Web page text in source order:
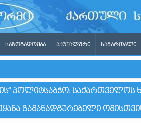
ᲡᲐᲖᲝᲒᲐᲓᲝᲔᲑᲐ ᲐᲥᲢᲣᲐᲚᲣᲠᲘ ᲡᲐᲛᲐᲠᲗᲐᲚᲘ
ᲞᲝᲚᲘᲢᲡᲐᲑᲭᲝ: ᲡᲐᲥᲐᲠᲗᲕᲔᲚᲝᲡ
ᲒᲐᲛᲐᲜᲐᲓᲒᲣᲠᲔᲑᲔᲚᲘ